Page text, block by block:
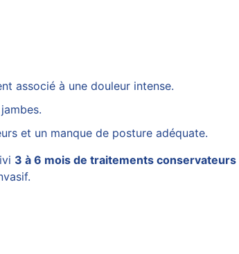
associé à une douleur intense.
et un manque de posture adéquate.
3 à 6 mois de traitements conservateurs